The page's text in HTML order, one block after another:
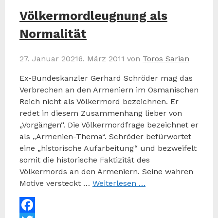
Völkermordleugnung als
Normalität
27. Januar 20216. März 2011 von Toros Sarian
Ex-Bundeskanzler Gerhard Schröder mag das
Verbrechen an den Armeniern im Osmanischen
Reich nicht als Völkermord bezeichnen. Er
redet in diesem Zusammenhang lieber von
„Vorgängen“. Die Völkermordfrage bezeichnet er
als „Armenien-Thema“. Schröder befürwortet
eine „historische Aufarbeitung“ und bezweifelt
somit die historische Faktizität des
Völkermords an den Armeniern. Seine wahren
Motive versteckt … Weiterlesen …